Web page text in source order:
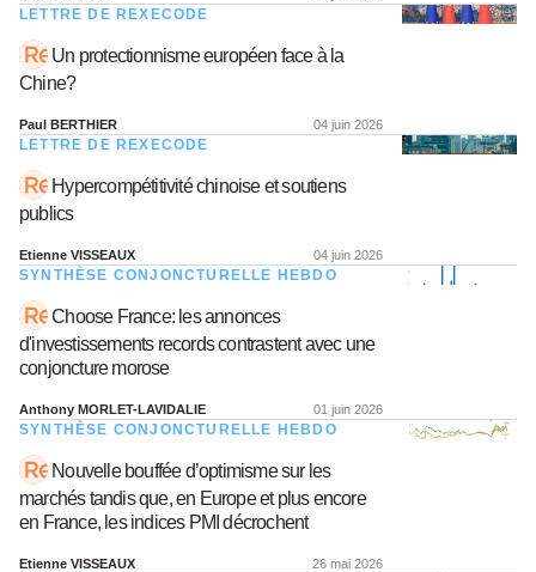
LETTRE DE REXECODE
Un protectionnisme européen face à la
Chine?
Paul BERTHIER 04 juin 2026
LETTRE DE REXECODE
Hypercompétitivité chinoise et soutiens
publics
Etienne VISSEAUX 04 juin 2026
SYNTHÈSE CONJONCTURELLE HEBDO
Choose France: les annonces
d'investissements records contrastent avec une
conjoncture morose
Anthony MORLET-LAVIDALIE 01 juin 2026
SYNTHÈSE CONJONCTURELLE HEBDO
Nouvelle bouffée d’optimisme sur les
marchés tandis que, en Europe et plus encore
en France, les indices PMI décrochent
Etienne VISSEAUX 26 mai 2026